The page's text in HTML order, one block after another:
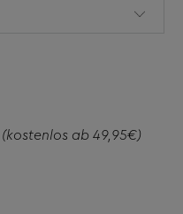
(kostenlos ab 49,95€)